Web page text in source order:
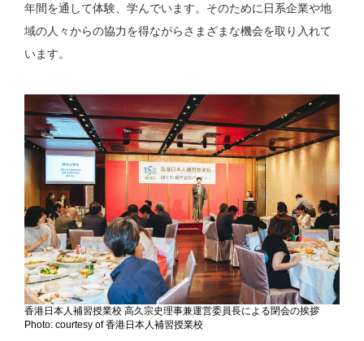
年間を通して体験、学んでいます。そのために日系企業や地
域の人々からの協力を得ながらさまざまな機会を取り入れて
います。
香港日本人補習授業校 高久宗史理事兼運営委員長による閉会の挨拶
Photo: courtesy of 香港日本人補習授業校